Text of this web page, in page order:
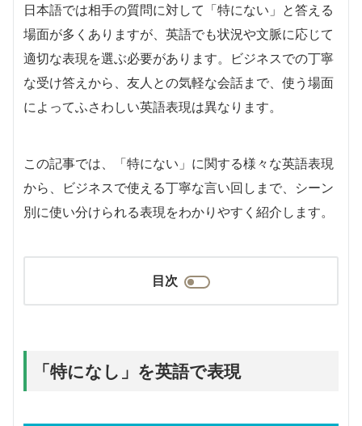
日本語では相手の質問に対して「特にない」と答える
場面が多くありますが、英語でも状況や文脈に応じて
適切な表現を選ぶ必要があります。ビジネスでの丁寧
な受け答えから、友人との気軽な会話まで、使う場面
によってふさわしい英語表現は異なります。
この記事では、「特にない」に関する様々な英語表現
から、ビジネスで使える丁寧な言い回しまで、シーン
別に使い分けられる表現をわかりやすく紹介します。
目次
「特になし」を英語で表現